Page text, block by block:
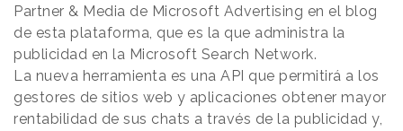
Partner & Media de Microsoft Advertising en el blog
de esta plataforma, que es la que administra la
publicidad en la Microsoft Search Network.
La nueva herramienta es una API que permitirá a los
gestores de sitios web y aplicaciones obtener mayor
rentabilidad de sus chats a través de la publicidad y,